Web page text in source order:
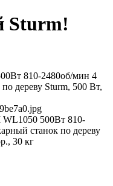
Sturm!
810-2480об/мин 4
дереву Sturm, 500 Вт,
500Вт 810-
станок по дереву
30 кг